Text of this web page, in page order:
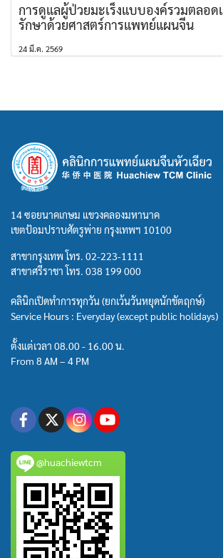
การดูแลผู้ป่วยมะเร็งแบบองค์รวมตลอด
รักษาด้วยศาสตร์การแพทย์แผนจีน
24 มี.ค. 2569
14 ซอยนาคเกษม แขวงคลองมหานาค
เขตป้อมปราบศัตรูพ่าย กรุงเทพฯ 10100
สาขากรุงเทพ โทร. 02-223-1111
สาขาศรีราชา โทร. 038 199 000
คลินิกเปิดทำการทุกวัน (ยกเว้นวันหยุดนักขัตฤกษ์)
Service Hours : Everyday (except public holidays)
ตั้งแต่เวลา 08.00 - 16.00 น.
From 8 AM – 4 PM
@huachiewtcm